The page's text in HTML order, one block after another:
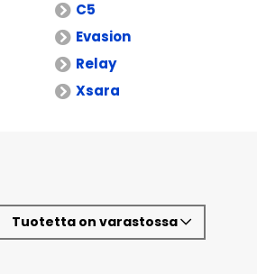
C5
Evasion
Relay
Xsara
Tuotetta on varastossa